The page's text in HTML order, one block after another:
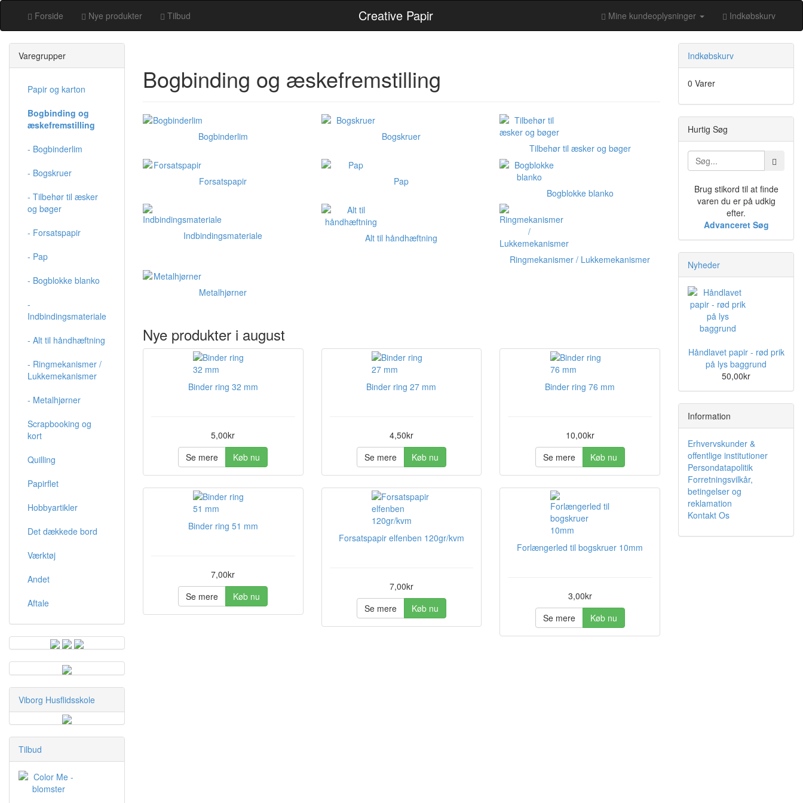
Forside Nye produkter Tilbud Mine kundeoplysninger Indkøbskurv
Creative Papir
Bogbinding og æskefremstilling
Bogbinderlim
Bogskruer
Tilbehør til æsker og bøger
Forsatspapir
Pap
Bogblokke blanko
Indbindingsmateriale
Alt til håndhæftning
Ringmekanismer / Lukkemekanismer
Metalhjørner
Nye produkter i august
Binder ring 32 mm
5,00kr
Se mere
Køb nu
Binder ring 27 mm
4,50kr
Se mere
Køb nu
Binder ring 76 mm
10,00kr
Se mere
Køb nu
Binder ring 51 mm
7,00kr
Se mere
Køb nu
Forsatspapir elfenben 120gr/kvm
7,00kr
Se mere
Køb nu
Forlængerled til bogskruer 10mm
3,00kr
Se mere
Køb nu
Varegrupper
Papir og karton
Bogbinding og
æskefremstilling
- Bogbinderlim
- Bogskruer
- Tilbehør til æsker
og bøger
- Forsatspapir
- Pap
- Bogblokke blanko
-
Indbindingsmateriale
- Alt til håndhæftning
- Ringmekanismer /
Lukkemekanismer
- Metalhjørner
Scrapbooking og
kort
Quilling
Papirflet
Hobbyartikler
Det dækkede bord
Værktøj
Andet
Aftale
Viborg Husflidsskole
Tilbud
Indkøbskurv
0 Varer
Hurtig Søg
Brug stikord til at finde
varen du er på udkig
efter.
Advanceret Søg
Nyheder
Håndlavet papir - rød prik
på lys baggrund
50,00kr
Information
Erhvervskunder &
offentlige institutioner
Persondatapolitik
Forretningsvilkår,
betingelser og
reklamation
Kontakt Os